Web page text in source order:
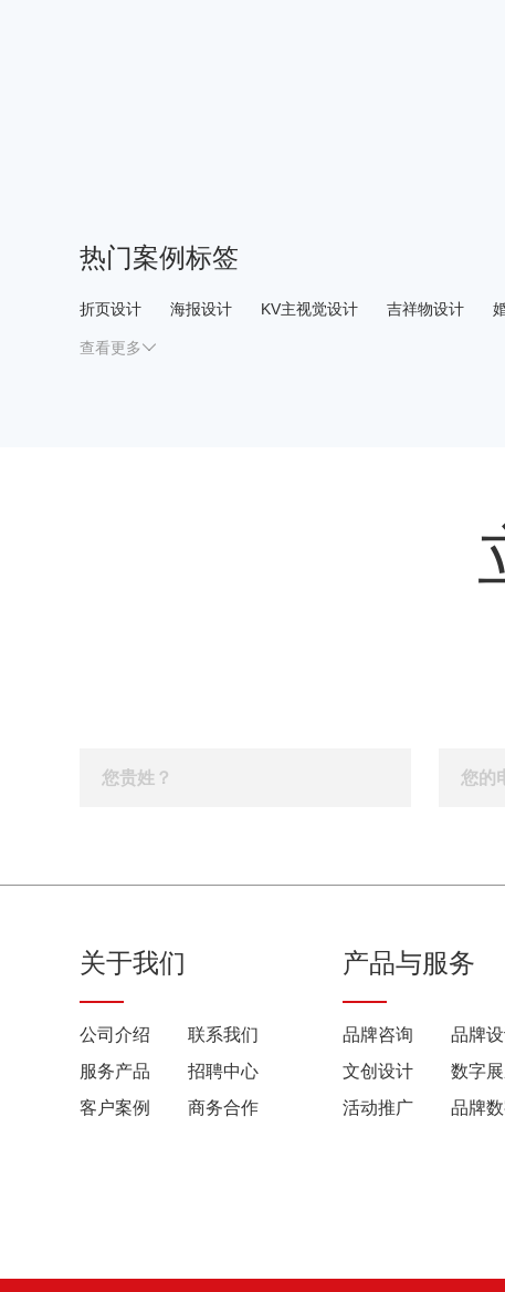
热门案例标签
折页设计 海报设计 KV主视觉设计 吉祥物设计
白酒瓶型设计
查看更多
关于我们
公司介绍
联系我们
服务产品
招聘中心
客户案例
商务合作
产品与服务
品牌咨询
品牌
文创设计
数字
活动推广
品牌